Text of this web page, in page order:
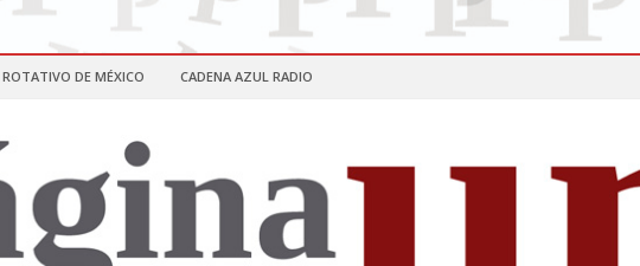
ROTATIVO DE MÉXICO CADENA AZUL RADIO